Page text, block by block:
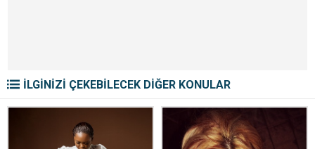
İLGİNİZİ ÇEKEBİLECEK DİĞER KONULAR